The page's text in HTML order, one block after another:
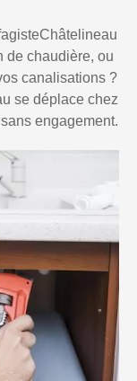
de chaudière, ou
canalisations ?
se déplace chez
engagement.